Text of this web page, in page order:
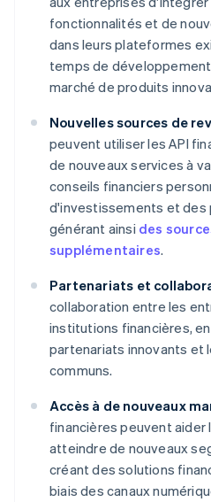
fonctionnalités et de
dans leurs plateformes
temps de
marché de produits
Nouvelles sources de
peuvent utiliser les API
de nouveaux services à
conseils financiers
d'investissements et des
générant ainsi des
supplémentaires.
Partenariats et
collaboration entre les
institutions financières,
partenariats innovants et
communs.
Accès à de nouveaux
financières peuvent aider
atteindre de nouveaux
créant des solutions
biais des canaux